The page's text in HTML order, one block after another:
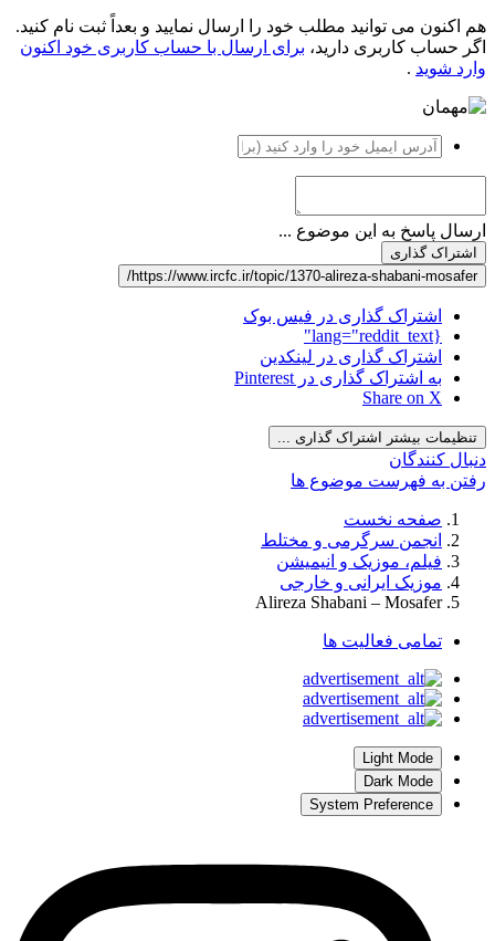
هم اکنون می توانید مطلب خود را ارسال نمایید و بعداً ثبت نام کنید.
اگر حساب کاربری دارید، برای ارسال با حساب کاربری خود اکنون
وارد شوید .
ارسال پاسخ به این موضوع ...
اشتراک گذاری
https://www.ircfc.ir/topic/1370-alireza-shabani-mosafer/
اشتراک گذاری در فیس بوک
{lang="reddit_text"
اشتراک گذاری در لینکدین
به اشتراک گذاری در Pinterest
Share on X
تنظیمات بیشتر اشتراک گذاری ...
دنبال کنندگان
رفتن به فهرست موضوع ها
صفحه نخست
انجمن سرگرمی و مختلط
فیلم، موزیک و انیمیشن
موزیک ایرانی و خارجی
Alireza Shabani – Mosafer
تمامی فعالیت ها
Light Mode
Dark Mode
System Preference